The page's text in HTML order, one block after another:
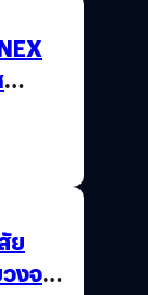
ย
งจร